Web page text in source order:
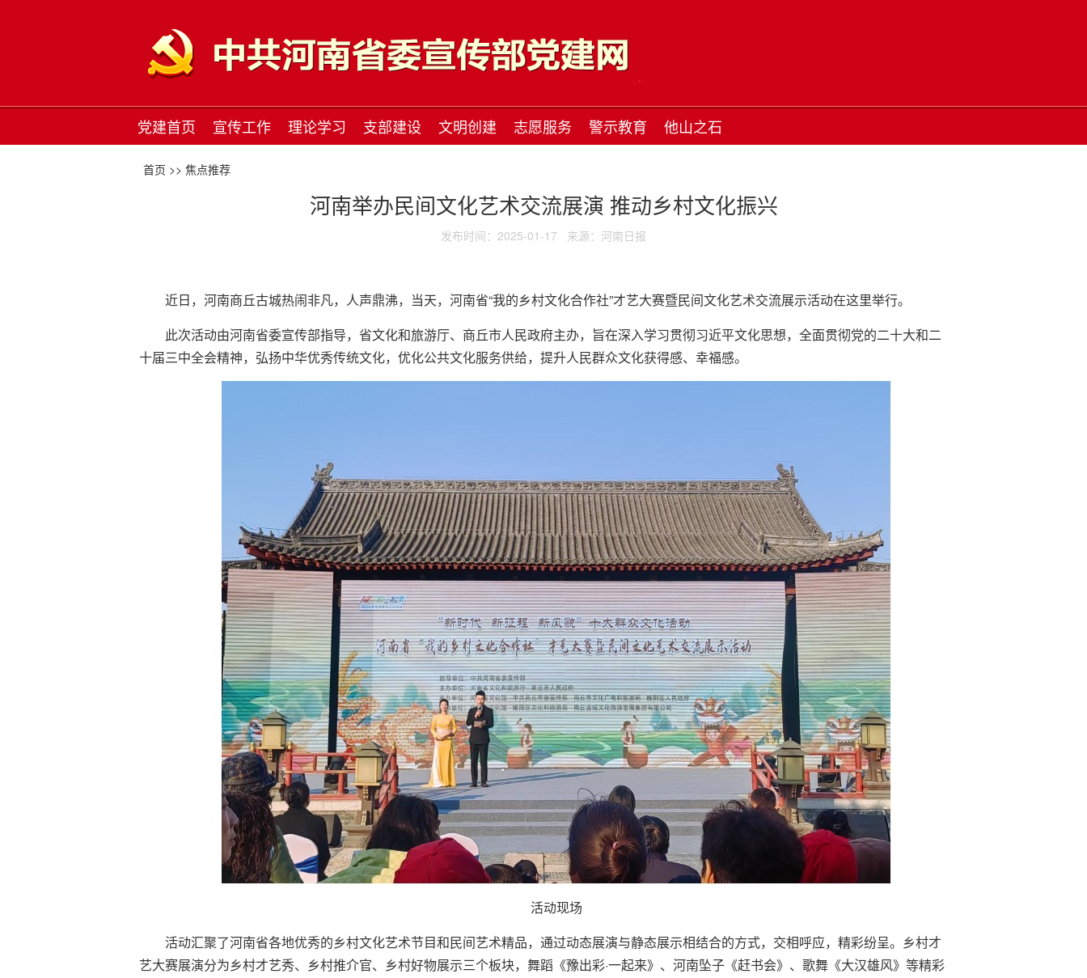
党建首页 宣传工作 理论学习 支部建设 文明创建 志愿服务 警示教育 他山之石
首页 >> 焦点推荐
河南举办民间文化艺术交流展演 推动乡村文化振兴
发布时间：2025-01-17 来源：河南日报
近日，河南商丘古城热闹非凡，人声鼎沸，当天，河南省“我的乡村文化合作社”才艺大赛暨民间文化艺术交流展示活动在这里举行。
此次活动由河南省委宣传部指导，省文化和旅游厅、商丘市人民政府主办，旨在深入学习贯彻习近平文化思想，全面贯彻党的二十大和二
十届三中全会精神，弘扬中华优秀传统文化，优化公共文化服务供给，提升人民群众文化获得感、幸福感。
活动现场
活动汇聚了河南省各地优秀的乡村文化艺术节目和民间艺术精品，通过动态展演与静态展示相结合的方式，交相呼应，精彩纷呈。乡村才
艺大赛展演分为乡村才艺秀、乡村推介官、乡村好物展示三个板块，舞蹈《豫出彩·一起来》、河南坠子《赶书会》、歌舞《大汉雄风》等精彩